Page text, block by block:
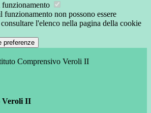
funzionamento
funzionamento non possono essere
l'elenco nella pagina della cookie
preferenze
Comprensivo Veroli II
Veroli II